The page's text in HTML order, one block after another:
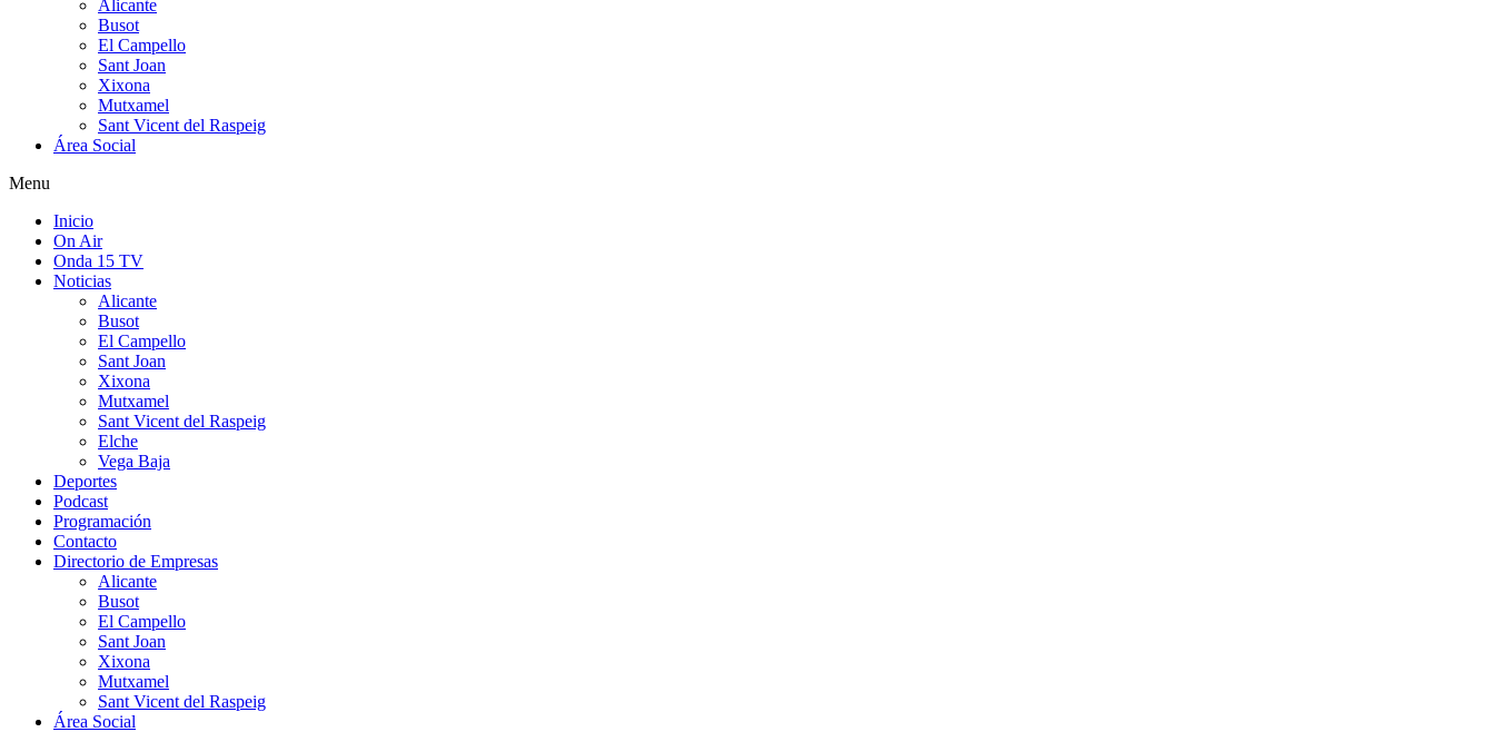
Alicante
Busot
El Campello
Sant Joan
Xixona
Mutxamel
Sant Vicent del Raspeig
Área Social
Menu
Inicio
On Air
Onda 15 TV
Noticias
Alicante
Busot
El Campello
Sant Joan
Xixona
Mutxamel
Sant Vicent del Raspeig
Elche
Vega Baja
Deportes
Podcast
Programación
Contacto
Directorio de Empresas
Alicante
Busot
El Campello
Sant Joan
Xixona
Mutxamel
Sant Vicent del Raspeig
Área Social